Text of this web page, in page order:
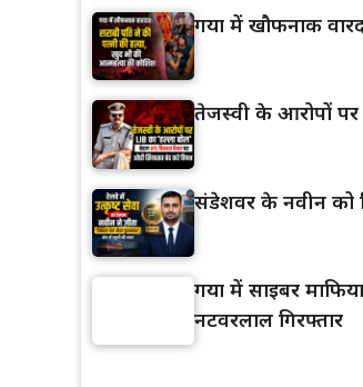
गया में खौफनाक
तेजस्वी के आरोपों पर
संडेशवर के नवीन को
गया में साइबर
नटवरलाल गिरफ्तार